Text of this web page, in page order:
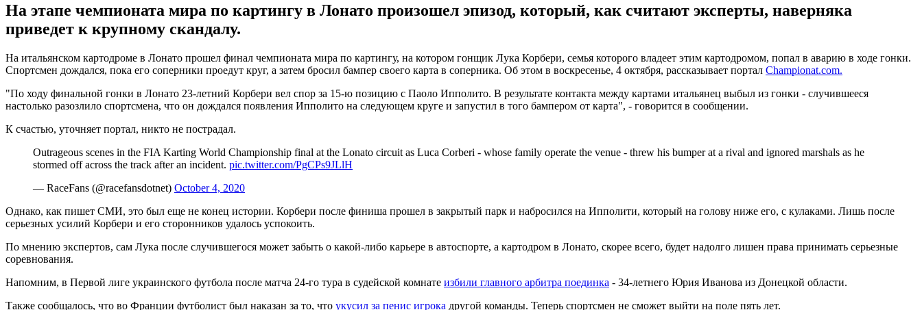
На этапе чемпионата мира по картингу в Лонато произошел эпизод, который, как считают эксперты, наверняка
приведет к крупному скандалу.
На итальянском картодроме в Лонато прошел финал чемпионата мира по картингу, на котором гонщик Лука Корбери, семья которого владеет этим картодромом, попал в аварию в ходе гонки.
Спортсмен дождался, пока его соперники проедут круг, а затем бросил бампер своего карта в соперника. Об этом в воскресенье, 4 октября, рассказывает портал Сhampionat.com.
"По ходу финальной гонки в Лонато 23-летний Корбери вел спор за 15-ю позицию с Паоло Ипполито. В результате контакта между картами итальянец выбыл из гонки - случившееся
настолько разозлило спортсмена, что он дождался появления Ипполито на следующем круге и запустил в того бампером от карта", - говорится в сообщении.
К счастью, уточняет портал, никто не пострадал.
Outrageous scenes in the FIA Karting World Championship final at the Lonato circuit as Luca Corberi - whose family operate the venue - threw his bumper at a rival and ignored marshals as he
stormed off across the track after an incident. pic.twitter.com/PgCPs9JLlH
— RaceFans (@racefansdotnet) October 4, 2020
Однако, как пишет СМИ, это был еще не конец истории. Корбери после финиша прошел в закрытый парк и набросился на Ипполити, который на голову ниже его, с кулаками. Лишь после
серьезных усилий Корбери и его сторонников удалось успокоить.
По мнению экспертов, сам Лука после случившегося может забыть о какой-либо карьере в автоспорте, а картодром в Лонато, скорее всего, будет надолго лишен права принимать серьезные
соревнования.
Напомним, в Первой лиге украинского футбола после матча 24-го тура в судейской комнате избили главного арбитра поединка - 34-летнего Юрия Иванова из Донецкой области.
Также сообщалось, что во Франции футболист был наказан за то, что укусил за пенис игрока другой команды. Теперь спортсмен не сможет выйти на поле пять лет.